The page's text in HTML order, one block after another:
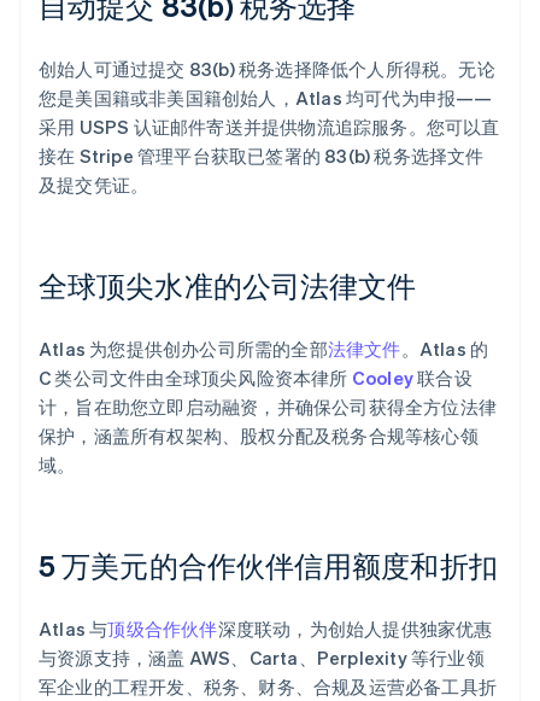
创始人可通过提交 83(b) 税务选择降低个人所得税。无论
您是美国籍或非美国籍创始人，Atlas 均可代为申报——
采用 USPS 认证邮件寄送并提供物流追踪服务。您可以直
接在 Stripe 管理平台获取已签署的 83(b) 税务选择文件
及提交凭证。
全球顶尖水准的公司法律文件
Atlas 为您提供创办公司所需的全部法律文件。Atlas 的
C 类公司文件由全球顶尖风险资本律所 Cooley联合设
计，旨在助您立即启动融资，并确保公司获得全方位法律
保护，涵盖所有权架构、股权分配及税务合规等核心领
域。
5 万美元的合作伙伴信用额度和折扣
Atlas 与顶级合作伙伴深度联动，为创始人提供独家优惠
与资源支持，涵盖 AWS、Carta、Perplexity 等行业领
军企业的工程开发、税务、财务、合规及运营必备工具折
阿联酋
爱尔兰
English
爱沙尼亚